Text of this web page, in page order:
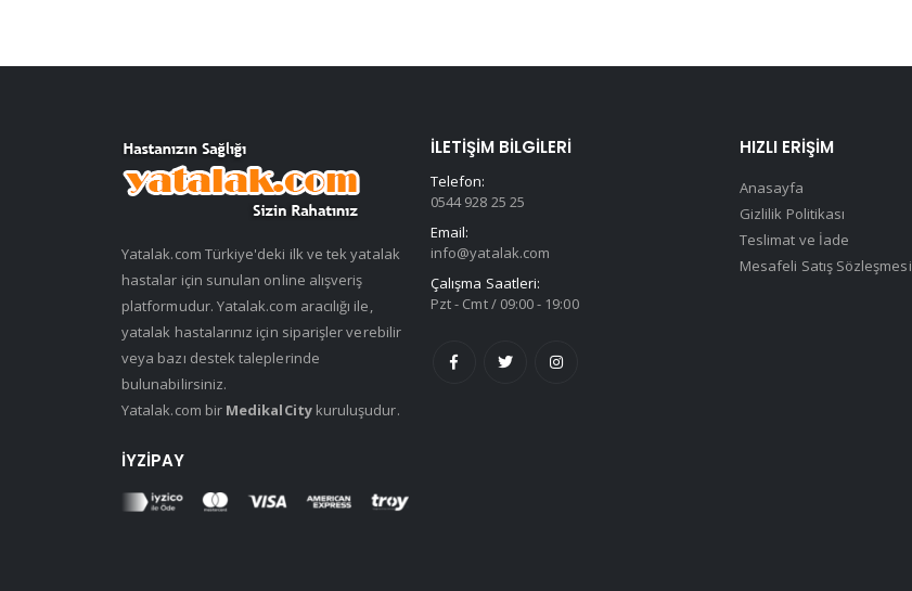
Yatalak.com Türkiye'deki ilk ve tek yatalak
hastalar için sunulan online alışveriş
platformudur. Yatalak.com aracılığı ile,
yatalak hastalarınız için siparişler verebilir
veya bazı destek taleplerinde
bulunabilirsiniz.
Yatalak.com bir MedikalCitykuruluşudur.
İYZIPAY
İLETIŞIM BILGILERI
Telefon:
0544 928 25 25
Email:
info@yatalak.com
Çalışma Saatleri:
Pzt - Cmt / 09:00 - 19:00
HIZLI ERIŞIM
Anasayfa
Gizlilik Politikası
Teslimat ve İade
Mesafeli Satış Sözleşmesi